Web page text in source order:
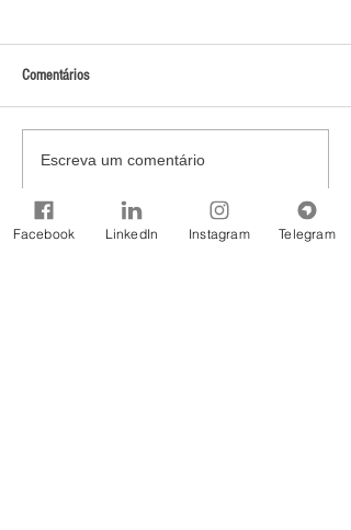
Comentários
Escreva um comentário
Facebook LinkedIn Instagram Telegram